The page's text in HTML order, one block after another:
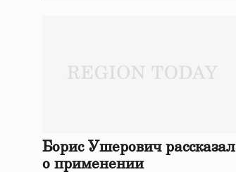
Борис Ушерович рассказал
о применении